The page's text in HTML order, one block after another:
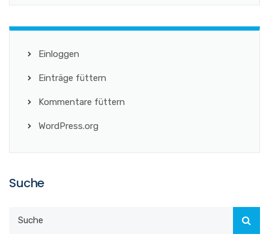
Einloggen
Einträge füttern
Kommentare füttern
WordPress.org
Suche